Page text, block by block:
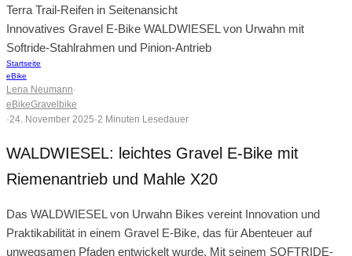
Innovatives Gravel E-Bike WALDWIESEL von Urwahn mit
Softride-Stahlrahmen und Pinion-Antrieb
Startseite
eBike
Lena Neumann·
eBikeGravelbike
·24. November 2025·2 Minuten Lesedauer
WALDWIESEL: leichtes Gravel E-Bike mit
Riemenantrieb und Mahle X20
Das WALDWIESEL von Urwahn Bikes vereint Innovation und
Praktikabilität in einem Gravel E-Bike, das für Abenteuer auf
unwegsamen Pfaden entwickelt wurde. Mit seinem SOFTRIDE-